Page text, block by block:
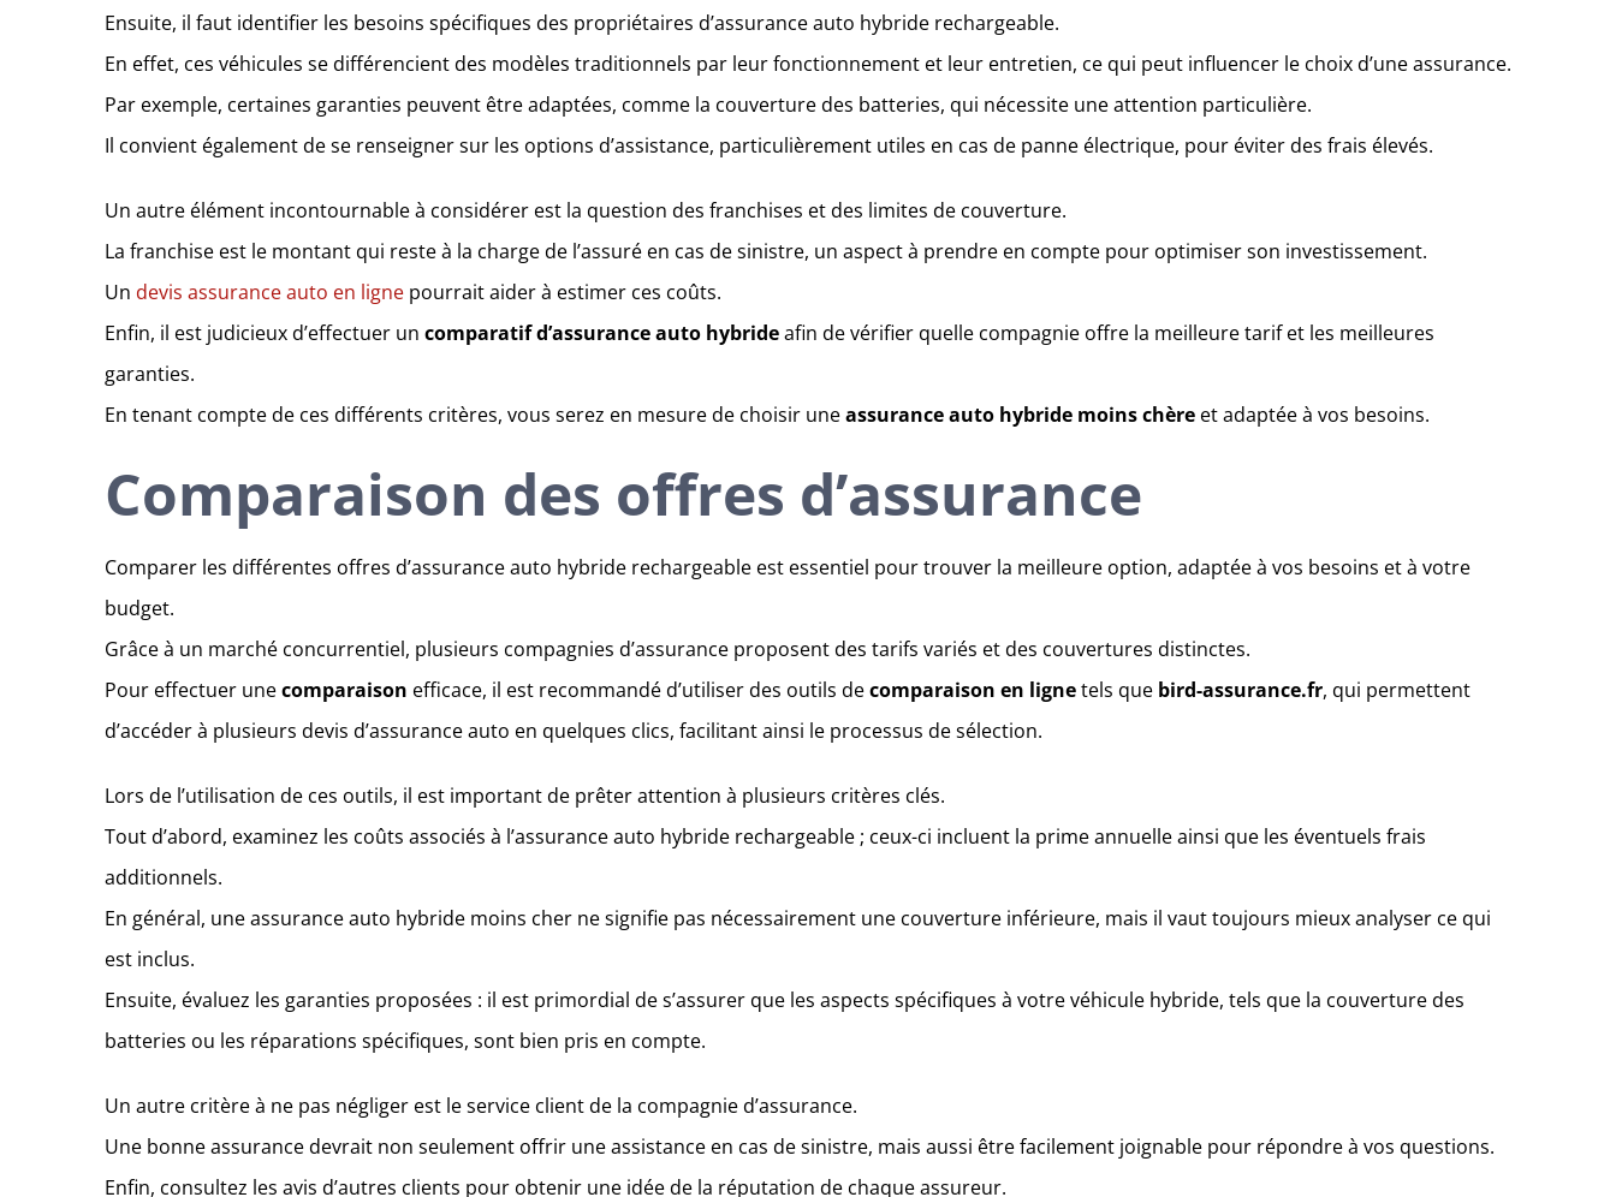
Ensuite, il faut identifier les besoins spécifiques des propriétaires d’assurance auto hybride rechargeable.
En effet, ces véhicules se différencient des modèles traditionnels par leur fonctionnement et leur entretien, ce qui peut influencer le choix d’une assurance.
Par exemple, certaines garanties peuvent être adaptées, comme la couverture des batteries, qui nécessite une attention particulière.
Il convient également de se renseigner sur les options d’assistance, particulièrement utiles en cas de panne électrique, pour éviter des frais élevés.
Un autre élément incontournable à considérer est la question des franchises et des limites de couverture.
La franchise est le montant qui reste à la charge de l’assuré en cas de sinistre, un aspect à prendre en compte pour optimiser son investissement.
Un devis assurance auto en ligne pourrait aider à estimer ces coûts.
Enfin, il est judicieux d’effectuer un comparatif d’assurance auto hybrideafin de vérifier quelle compagnie offre la meilleure tarif et les meilleures
garanties.
En tenant compte de ces différents critères, vous serez en mesure de choisir uneassurance auto hybride moins chère et adaptée à vos besoins.
Comparaison des offres d’assurance
Comparer les différentes offres d’assurance auto hybride rechargeable est essentiel pour trouver la meilleure option, adaptée à vos besoins et à votre
budget.
Grâce à un marché concurrentiel, plusieurs compagnies d’assurance proposent des tarifs variés et des couvertures distinctes.
Pour effectuer unecomparaison efficace, il est recommandé d’utiliser des outils decomparaison en lignetels que bird-assurance.fr, qui permettent
d’accéder à plusieurs devis d’assurance auto en quelques clics, facilitant ainsi le processus de sélection.
Lors de l’utilisation de ces outils, il est important de prêter attention à plusieurs critères clés.
Tout d’abord, examinez les coûts associés à l’assurance auto hybride rechargeable ; ceux-ci incluent la prime annuelle ainsi que les éventuels frais
additionnels.
En général, une assurance auto hybride moins cher ne signifie pas nécessairement une couverture inférieure, mais il vaut toujours mieux analyser ce qui
est inclus.
Ensuite, évaluez les garanties proposées : il est primordial de s’assurer que les aspects spécifiques à votre véhicule hybride, tels que la couverture des
batteries ou les réparations spécifiques, sont bien pris en compte.
Un autre critère à ne pas négliger est le service client de la compagnie d’assurance.
Une bonne assurance devrait non seulement offrir une assistance en cas de sinistre, mais aussi être facilement joignable pour répondre à vos questions.
Enfin, consultez les avis d’autres clients pour obtenir une idée de la réputation de chaque assureur.